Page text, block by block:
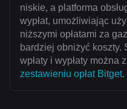
niskie, a platforma
wypłat, umożliwiając
niższymi opłatami za
bardziej obniżyć koszty.
wpłaty i wypłaty można
zestawieniu opłat Bitget.